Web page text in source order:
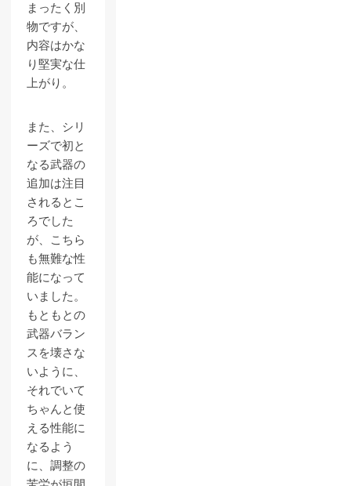
まったく別
物ですが、
内容はかな
り堅実な仕
上がり。
また、シリ
ーズで初と
なる武器の
追加は注目
されるとこ
ろでした
が、こちら
も無難な性
能になって
いました。
もともとの
武器バラン
スを壊さな
いように、
それでいて
ちゃんと使
える性能に
なるよう
に、調整の